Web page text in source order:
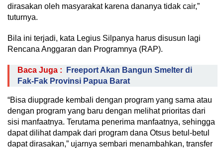
dirasakan oleh masyarakat karena dananya tidak cair,”
tuturnya.
Bila ini terjadi, kata Legius Silpanya harus disusun lagi
Rencana Anggaran dan Programnya (RAP).
Baca Juga :
Freeport Akan Bangun Smelter di
Fak-Fak Provinsi Papua Barat
“Bisa diupgrade kembali dengan program yang sama atau
dengan program yang baru dengan melihat prioritas dari
sisi manfaatnya. Terutama penerima manfaatnya, sehingga
dapat dilihat dampak dari program dana Otsus betul-betul
dapat dirasakan,” ujarnya sembari menambahkan, transfer